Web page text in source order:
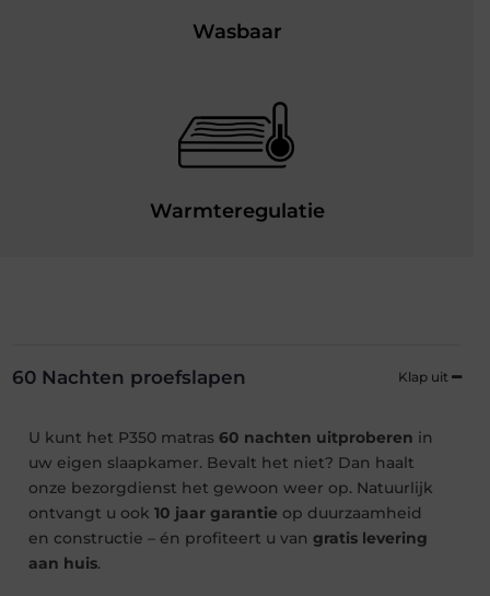
Wasbaar
Warmteregulatie
60 Nachten proefslapen
U kunt het P350 matras 60 nachten uitproberen in
uw eigen slaapkamer. Bevalt het niet? Dan haalt
onze bezorgdienst het gewoon weer op. Natuurlijk
ontvangt u ook 10 jaar garantie op duurzaamheid
en constructie – én profiteert u van gratis levering
aan huis.